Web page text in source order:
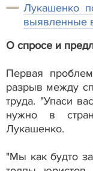
Лукашенко
выявленные
О спросе и
Первая
разрыв между
труда. "Упаси
нужно в
Лукашенко.
"Мы как будто